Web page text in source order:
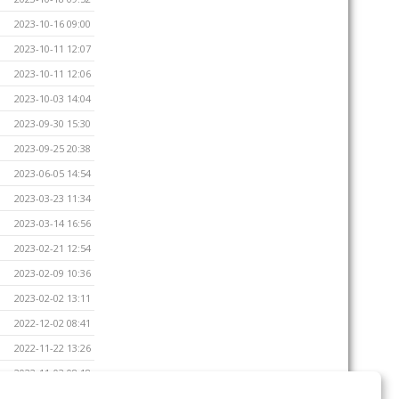
2023-10-16 09:00
2023-10-11 12:07
2023-10-11 12:06
2023-10-03 14:04
2023-09-30 15:30
2023-09-25 20:38
2023-06-05 14:54
2023-03-23 11:34
2023-03-14 16:56
2023-02-21 12:54
2023-02-09 10:36
2023-02-02 13:11
2022-12-02 08:41
2022-11-22 13:26
2022-11-03 08:18